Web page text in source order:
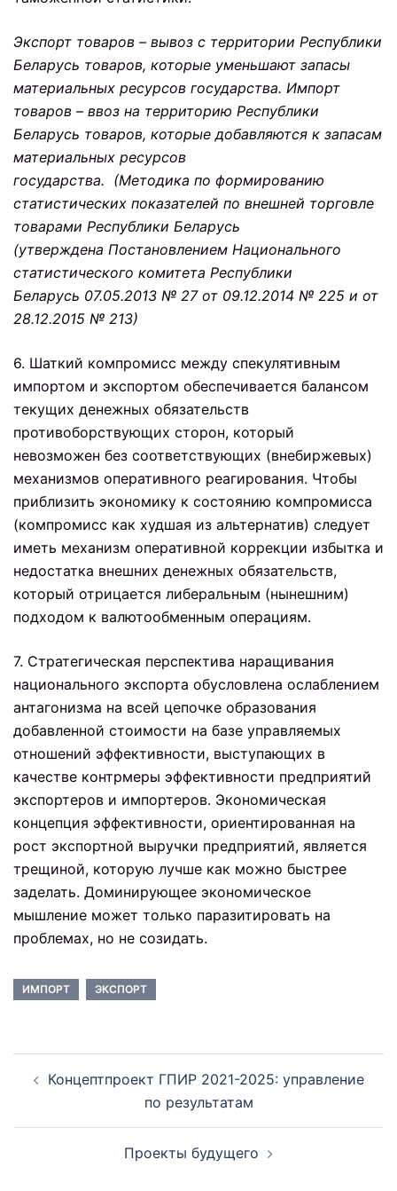
Экспорт товаров – вывоз с территории Республики
Беларусь товаров, которые уменьшают запасы
материальных ресурсов государства. Импорт
товаров – ввоз на территорию Республики
Беларусь товаров, которые добавляются к запасам
материальных ресурсов
государства. (Методика по формированию
статистических показателей по внешней торговле
товарами Республики Беларусь
(утверждена Постановлением Национального
статистического комитета Республики
Беларусь 07.05.2013 № 27 от 09.12.2014 № 225 и от
28.12.2015 № 213)
6. Шаткий компромисс между спекулятивным
импортом и экспортом обеспечивается балансом
текущих денежных обязательств
противоборствующих сторон, который
невозможен без соответствующих (внебиржевых)
механизмов оперативного реагирования. Чтобы
приблизить экономику к состоянию компромисса
(компромисс как худшая из альтернатив) следует
иметь механизм оперативной коррекции избытка и
недостатка внешних денежных обязательств,
который отрицается либеральным (нынешним)
подходом к валютообменным операциям.
7. Стратегическая перспектива наращивания
национального экспорта обусловлена ослаблением
антагонизма на всей цепочке образования
добавленной стоимости на базе управляемых
отношений эффективности, выступающих в
качестве контрмеры эффективности предприятий
экспортеров и импортеров. Экономическая
концепция эффективности, ориентированная на
рост экспортной выручки предприятий, является
трещиной, которую лучше как можно быстрее
заделать. Доминирующее экономическое
мышление может только паразитировать на
проблемах, но не созидать.
ИМПОРТ ЭКСПОРТ
Навигация
записям
Концептпроект ГПИР 2021-2025: управление
по результатам
Проекты будущего